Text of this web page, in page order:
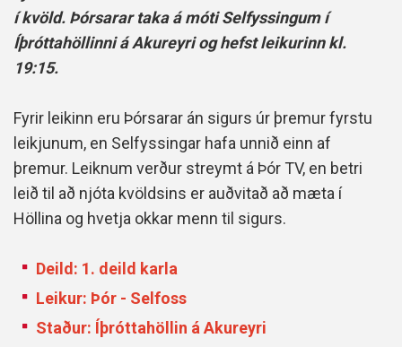
í kvöld. Þórsarar taka á móti Selfyssingum í
Íþróttahöllinni á Akureyri og hefst leikurinn kl.
19:15.
Fyrir leikinn eru Þórsarar án sigurs úr þremur fyrstu
leikjunum, en Selfyssingar hafa unnið einn af
þremur. Leiknum verður streymt á Þór TV, en betri
leið til að njóta kvöldsins er auðvitað að mæta í
Höllina og hvetja okkar menn til sigurs.
Deild: 1. deild karla
Leikur: Þór - Selfoss
Staður: Íþróttahöllin á Akureyri